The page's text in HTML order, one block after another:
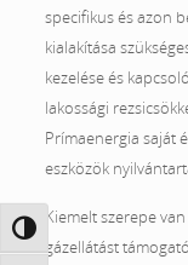
Nagy kontraszt váltása
specifikus és azon
kialakítása
kezelése és
lakossági
Prímaenergia saját
eszközök
Kiemelt szerepe
gázellátást